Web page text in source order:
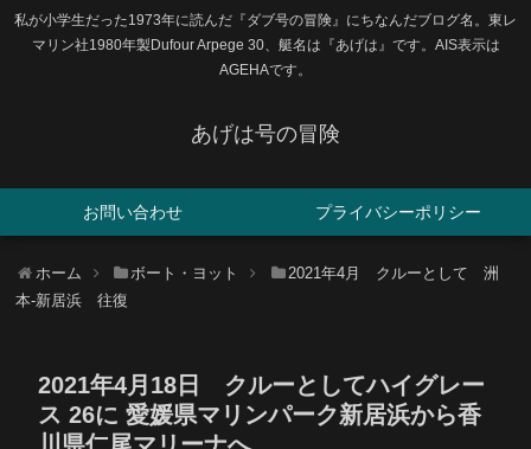
私が小学生だった1973年に読んだ『ダブ号の冒険』にちなんだブログ名。東レ
マリン社1980年製Dufour Arpege 30、艇名は『あげは』です。AIS表示は
AGEHAです。
あげは号の冒険
お問い合わせ プライバシーポリシー
ホーム ボート・ヨット
2021年4月 クルーとして 洲
本-新居浜 往復
2021年4月18日 クルーとしてハイグレー
ス 26に 愛媛県マリンパーク新居浜から香